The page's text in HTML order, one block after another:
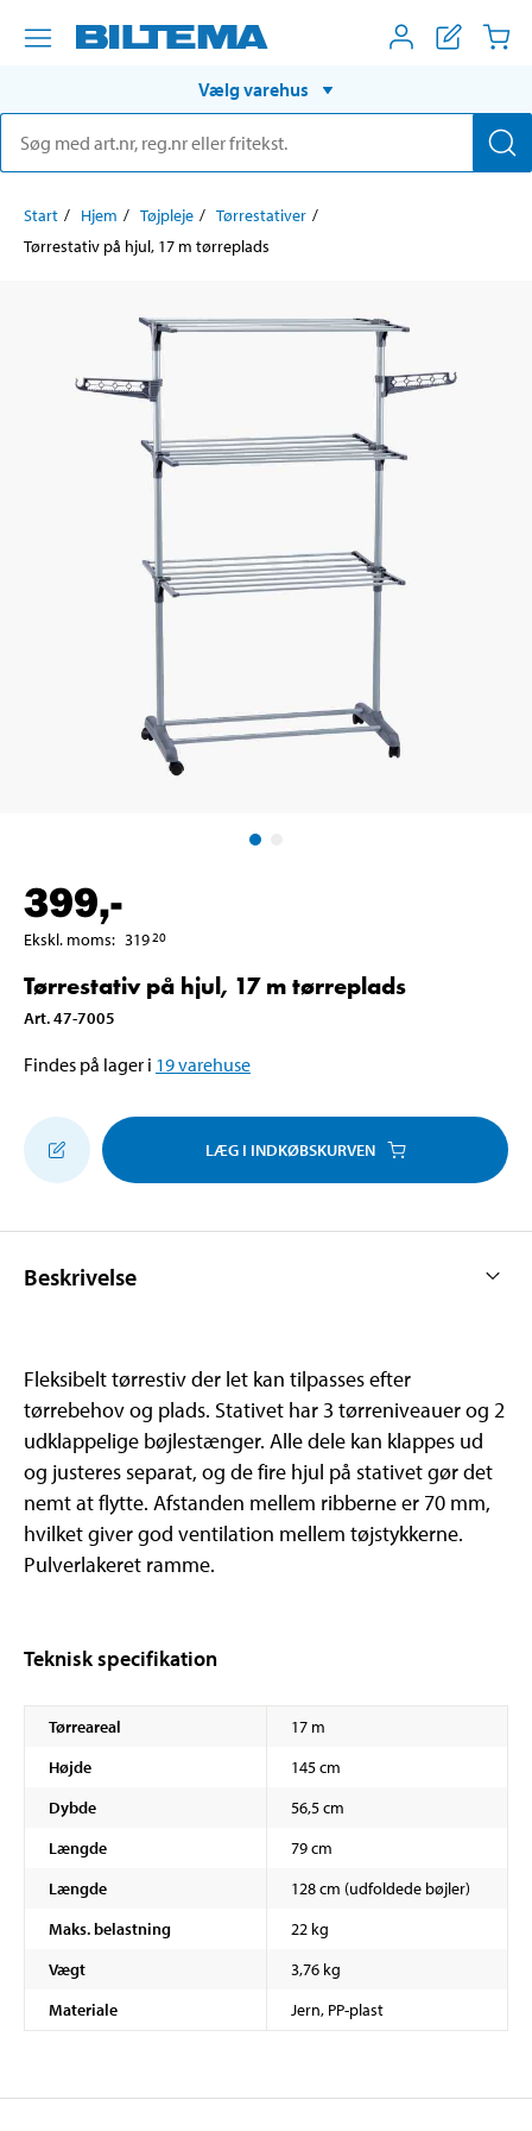
Vælg varehus
Start Hjem Tøjpleje
Tørrestativer
Tørrestativ på hjul, 17 m tørreplads
399,-
Ekskl. moms: 31920
Tørrestativ på hjul, 17 m tørreplads
Art.47-7005
Findes på lager i 19varehuse
LÆG I INDKØBSKURVEN
Beskrivelse
Fleksibelt tørrestiv der let kan tilpasses efter
tørrebehov og plads. Stativet har 3 tørreniveauer og 2
udklappelige bøjlestænger. Alle dele kan klappes ud
og justeres separat, og de fire hjul på stativet gør det
nemt at flytte. Afstanden mellem ribberne er 70 mm,
hvilket giver god ventilation mellem tøjstykkerne.
Pulverlakeret ramme.
Teknisk specifikation
Tørreareal
17 m
Højde
145 cm
Dybde
56,5 cm
Længde
79 cm
Længde
128 cm (udfoldede bøjler)
Maks. belastning
22 kg
Vægt
3,76 kg
Materiale
Jern, PP-plast